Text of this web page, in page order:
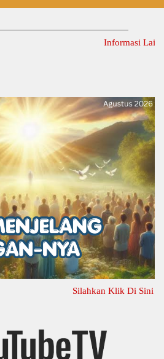
Informasi Lainnya
Silahkan Klik Di Sini Untuk